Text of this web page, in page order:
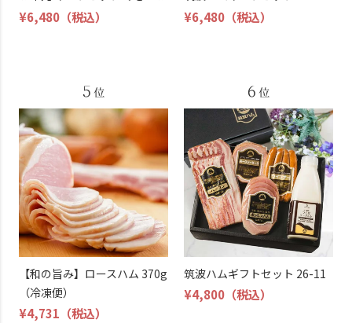
¥6,480 （税込） ¥6,480 （税込）
【和の旨み】ロースハム 370g
（冷凍便）
¥4,731 （税込）
筑波ハムギフトセット 26-11
¥4,800 （税込）